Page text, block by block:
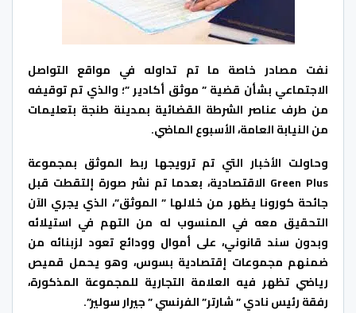
نفت مصادر خاصة ما تم تداوله في مواقع التواصل
الاجتماعي بشأن قضية ” موثق أكادير ”؛ والذي تم توقيفه
من طرف عناصر الشرطة القضائية بمدينة طنجة بتعليمات
من النيابة العامة، الأسبوع الماضي.
وحاولت الأخبار التي تم ترويجها ربط الموثق بمجموعة
Green Plus الاقتصادية، بعدما تم نشر صورة إلتقطت قبل
جائحة كورونا يظهر من خلالها ” الموثق”، الذي يجري الآن
التحقيق معه في المنسوب له من التهم في استيلائه
وبدون سند قانوني، على أموال وودائع تعود لزبنائه من
ضمنهم مجموعات إقتصادية بسوس، وهو يحمل قميص
رياضي تظهر فيه العلامة التجارية للمجموعة المذكورة،
رفقة رئيس نادي ” شارتر” الفرنسي ” جيرار سولير”.